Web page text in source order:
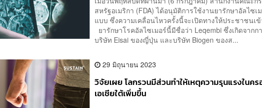
สหรัฐอเมริกา (FDA) ได้อนุมัติการใช้งานยารักษาอัลไซ
แบบ ซึ่งความเคลื่อนไหวครั้งนี้จะเปิดทางให้ประชาชนเ
ยารักษาโรคอัลไซเมอร์นี้มีชื่อว่า Leqembi ซึ่งเกิดจาก
บริษัท Eisai ของญี่ปุ่น และบริษัท Biogen ของส...
29 มิถุนายน 2023
วิจัยเผย โลกรวนมีส่วนทำให้เหตุความรุนแรงในค
เอเชียใต้เพิ่มขึ้น